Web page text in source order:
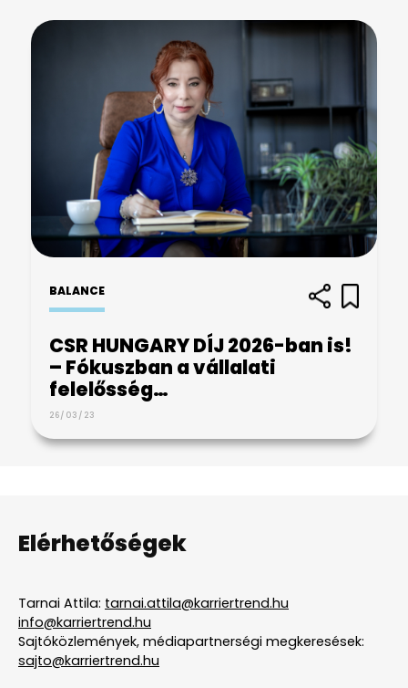
BALANCE
CSR HUNGARY DÍJ 2026-ban is!
– Fókuszban a vállalati
felelősség…
26/03/23
Elérhetőségek
Tarnai Attila: tarnai.attila@karriertrend.hu
info@karriertrend.hu
Sajtóközlemények, médiapartnerségi megkeresések:
sajto@karriertrend.hu